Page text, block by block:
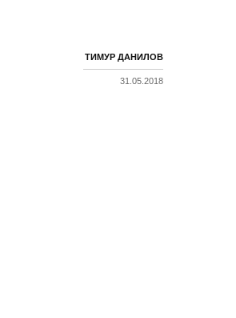
ТИМУР ДАНИЛОВ
31.05.2018